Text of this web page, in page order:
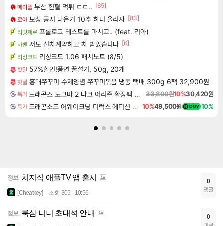
메이플 부산 헌혈 먹튀 ㄷㄷ.. [65]
로아 보상 공지 나온거 10추 하니 올리자 [83]
리밋제로 프롤로그 테스트를 마치고.. (feat. 리아)
차벤 저도 신차계약하고 차 받았습니다 [6]
리싱크드 리싱크드 1.06 패치노트 (8/5)
핫딜 57%할인!풍연 꿀설기, 50g, 20개
핫딜 홍대쭈꾸미 수제양념 쭈꾸미볶음 냉동 택배 300g 6팩 32,900원
특가 드래곤즈 도그마 2 다크 어리즌 확장팩 예약구매 Dragon's Dogma 2 Dark Arisen Expansion DLC 33,800원10%30,420원
특가 드래곤소드 어웨이크닝 디럭스 에디션 DragonSword Awakening Deluxe Edition 10%49,500원 10%
정보 치지직 애플TV 앱 출시
[Cheatkey] 조회 305 10:56
0
댓글
정보 룩삼 니니 초대석 안내 0
댓글